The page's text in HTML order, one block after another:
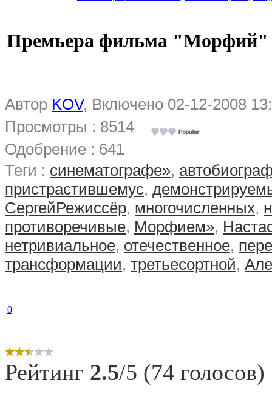
Премьера фильма "Морфий"
Автор KOV, Включено 02-12-2008
Просмотры : 8514
Одобрение : 641
Теги : синематографе»,
пристрастившемус,
СергейРежиссёр, многочисленных,
противоречивые, Морфием»,
нетривиальное, отечественное,
трансформации, третьесортной,
0
Рейтинг 2.5/5 (74 голосов)